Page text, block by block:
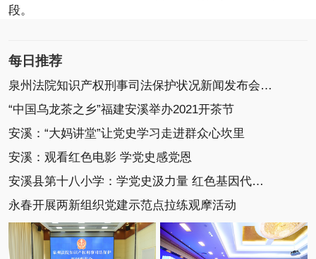
段。
每日推荐
泉州法院知识产权刑事司法保护状况新闻发布会召开
“中国乌龙茶之乡”福建安溪举办2021开茶节
安溪：“大妈讲堂”让党史学习走进群众心坎里
安溪：观看红色电影 学党史感党恩
安溪县第十八小学：学党史汲力量 红色基因代代传
永春开展两新组织党建示范点拉练观摩活动